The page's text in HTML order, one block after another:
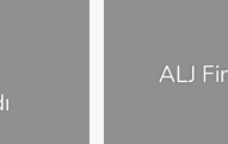
ALJ